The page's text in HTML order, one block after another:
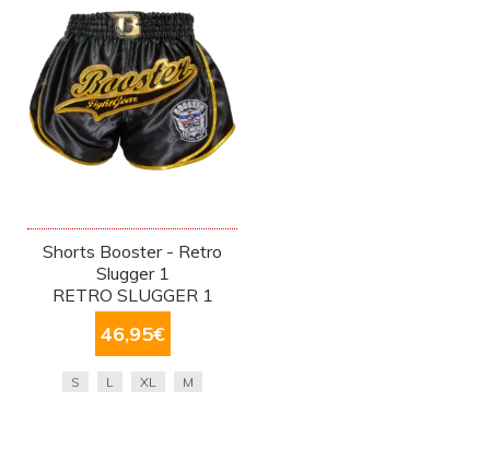
Shorts Booster - Retro
Slugger 1
RETRO SLUGGER 1
46,95€
S L XL M